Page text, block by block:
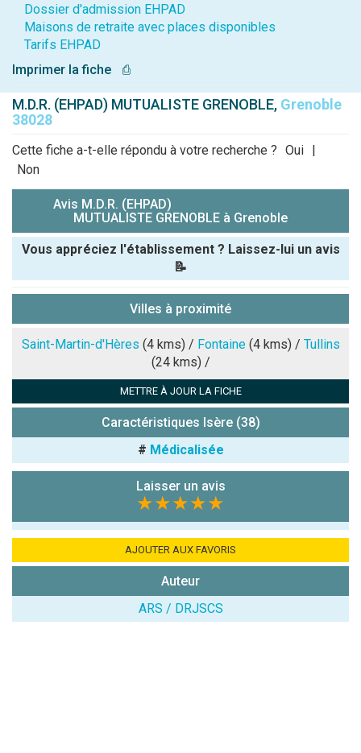
Dossier d'admission EHPAD
Maisons de retraite avec places disponibles
Tarifs EHPAD
Imprimer la fiche
⎙
M.D.R. (EHPAD) MUTUALISTE GRENOBLE, Grenoble
38028
Cette fiche a-t-elle répondu à votre recherche ? Oui |
Non
Avis M.D.R. (EHPAD)
MUTUALISTE GRENOBLE à Grenoble
Vous appréciez l'établissement ? Laissez-lui un avis
📝
Note que vous souhaitez attribuer :
Antispam -
chiffres) :
Avis sur
(En cliquant sur 'Valider', j'accepte que mon avis
Villes à proximité
Saint-Martin-d'Hères (4 kms) / Fontaine(4 kms) / Tullins
(24 kms) /
METTRE À JOUR LA FICHE
Caractéristiques Isère (38)
# Médicalisée
Laisser un avis
★★★★★
AJOUTER AUX FAVORIS
Auteur
ARS / DRJSCS